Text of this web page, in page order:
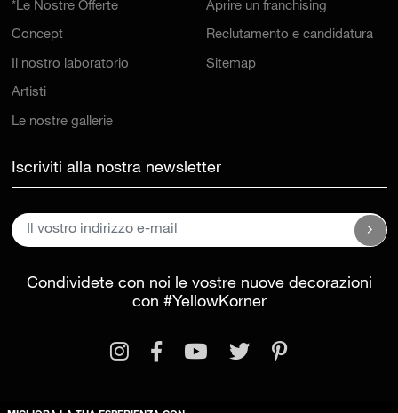
*Le Nostre Offerte
Concept
Il nostro laboratorio
Artisti
Le nostre gallerie
Aprire un franchising
Reclutamento e candidatura
Sitemap
Iscriviti alla nostra newsletter
Condividete con noi le vostre nuove decorazioni
con #YellowKorner